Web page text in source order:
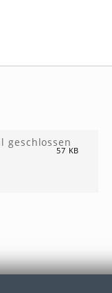
geschlossen
57 KB